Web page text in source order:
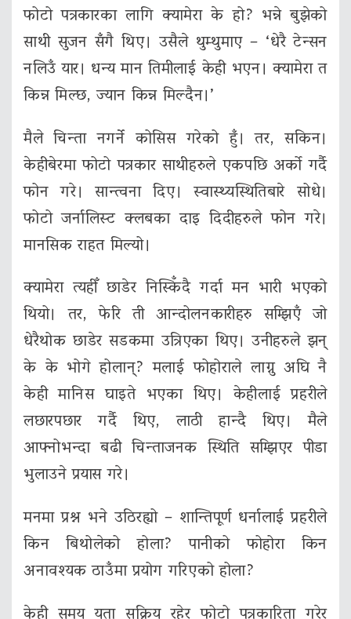
फोटो पत्रकारका लागि क्यामेरा के हो? भन्ने बुझेको
साथी सुजन सँगै थिए। उसैले थुम्थुमाए – ‘धेरै टेन्सन
नलिउँ यार। धन्य मान तिमीलाई केही भएन। क्यामेरा त
किन्न मिल्छ, ज्यान किन्न मिल्दैन।’
मैले चिन्ता नगर्ने कोसिस गरेको हुँ। तर, सकिन।
केहीबेरमा फोटो पत्रकार साथीहरुले एकपछि अर्को गर्दै
फोन गरे। सान्त्वना दिए। स्वास्थ्यस्थितिबारे सोधे।
फोटो जर्नालिस्ट क्लबका दाइ दिदीहरुले फोन गरे।
मानसिक राहत मिल्यो।
क्यामेरा त्यहीँ छाडेर निस्किँदै गर्दा मन भारी भएको
थियो। तर, फेरि ती आन्दोलनकारीहरु सम्झिएँ जो
धेरैथोक छाडेर सडकमा उत्रिएका थिए। उनीहरुले झन्
के के भोगे होलान्? मलाई फोहोराले लाग्नु अघि नै
केही मानिस घाइते भएका थिए। केहीलाई प्रहरीले
लछारपछार गर्दै थिए, लाठी हान्दै थिए। मैले
आफ्नोभन्दा बढी चिन्ताजनक स्थिति सम्झिएर पीडा
भुलाउने प्रयास गरे।
मनमा प्रश्न भने उठिरह्यो – शान्तिपूर्ण धर्नालाई प्रहरीले
किन बिथोलेको होला? पानीको फोहोरा किन
अनावश्यक ठाउँमा प्रयोग गरिएको होला?